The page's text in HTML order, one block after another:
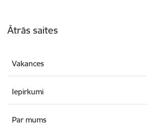
Ātrās saites
Vakances
Iepirkumi
Par mums